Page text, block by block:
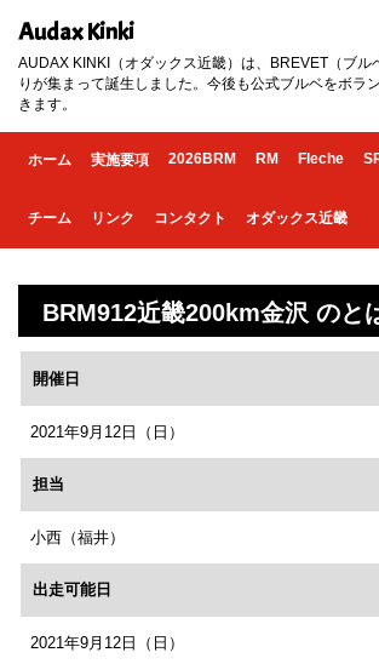
Audax Kinki
AUDAX KINKI（オダックス近畿）は、BREVET（ブル
りが集まって誕生しました。今後も公式ブルベをボラ
きます。
ホーム 実施要項 2026BRM RM Fleche
チーム リンク コンタクト オダックス近畿
BRM912近畿200km金沢 のと
開催日
2021年9月12日（日）
担当
小西（福井）
出走可能日
2021年9月12日（日）